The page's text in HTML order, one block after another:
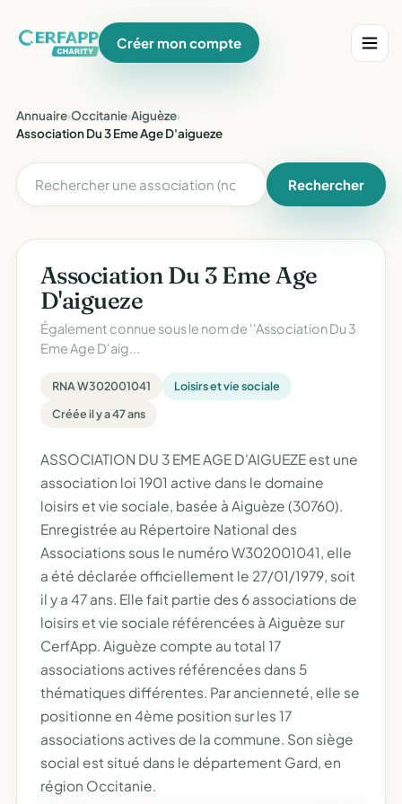
Créer mon compte
Annuaire›Occitanie›Aiguèze›
Association Du 3 Eme Age D'aigueze
Rechercher
Association Du 3 Eme Age
D'aigueze
Également connue sous le nom de ''Association Du 3
Eme Age D'aig...
RNA W302001041
Loisirs et vie sociale
Créée il y a 47 ans
ASSOCIATION DU 3 EME AGE D'AIGUEZE est une
association loi 1901 active dans le domaine
loisirs et vie sociale, basée à Aiguèze (30760).
Enregistrée au Répertoire National des
Associations sous le numéro W302001041, elle
a été déclarée officiellement le 27/01/1979, soit
il y a 47 ans. Elle fait partie des 6 associations de
loisirs et vie sociale référencées à Aiguèze sur
CerfApp. Aiguèze compte au total 17
associations actives référencées dans 5
thématiques différentes. Par ancienneté, elle se
positionne en 4ème position sur les 17
associations actives de la commune. Son siège
social est situé dans le département Gard, en
région Occitanie.